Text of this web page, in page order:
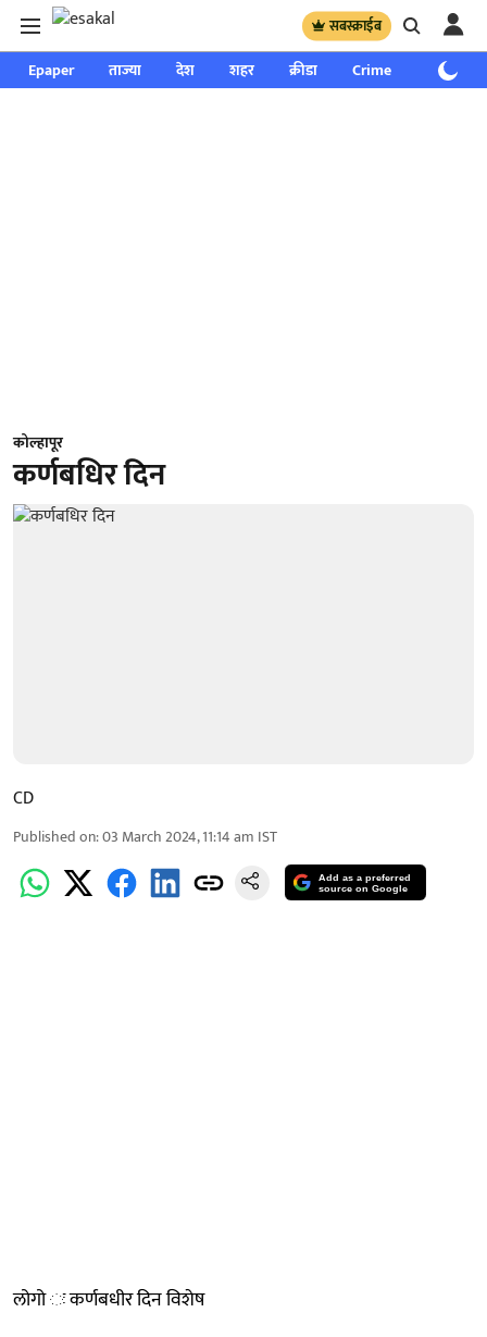
सबस्क्राईब
Epaper ताज्या देश शहर क्रीडा Crime साप्ताहिक
कोल्हापूर
कर्णबधिर दिन
CD
Published on:03 March 2024, 11:14 am IST
Add as a preferred
source on Google
लोगो ः कर्णबधीर दिन विशेष